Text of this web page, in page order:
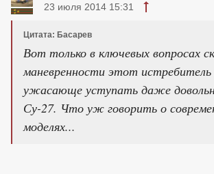
23 июля 2014 15:31
Цитата: Басарев
Вот только в ключевых вопросах
маневренности этот
ужасающе уступать даже
Су-27. Что уж говорить о
моделях...